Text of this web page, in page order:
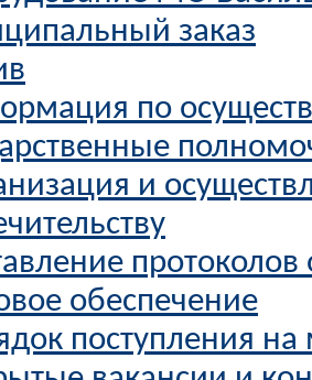
заказ
по
и
обеспечение
поступления